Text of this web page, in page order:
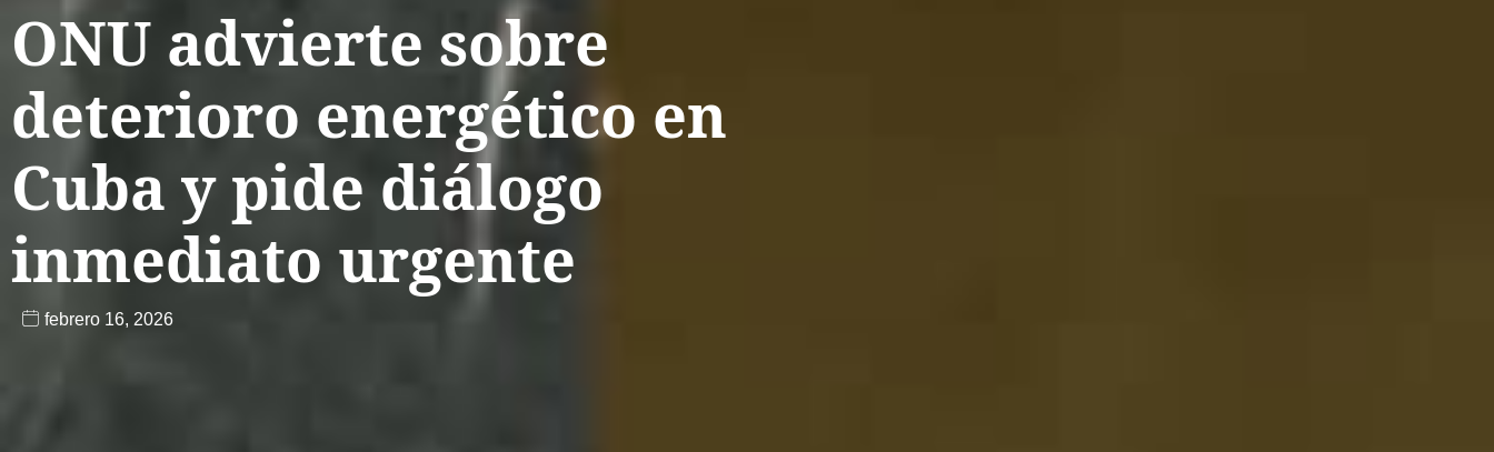
ONU advierte sobre
deterioro energético en
Cuba y pide diálogo
inmediato urgente
febrero 16, 2026